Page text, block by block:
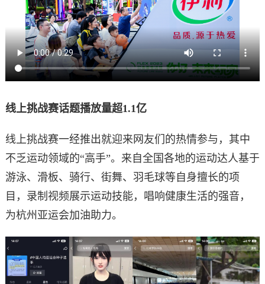
线上挑战赛话题播放量超1.1亿
线上挑战赛一经推出就迎来网友们的热情参与，其中
不乏运动领域的“高手”。来自全国各地的运动达人基于
游泳、滑板、骑行、街舞、羽毛球等自身擅长的项
目，录制视频展示运动技能，唱响健康生活的强音，
为杭州亚运会加油助力。